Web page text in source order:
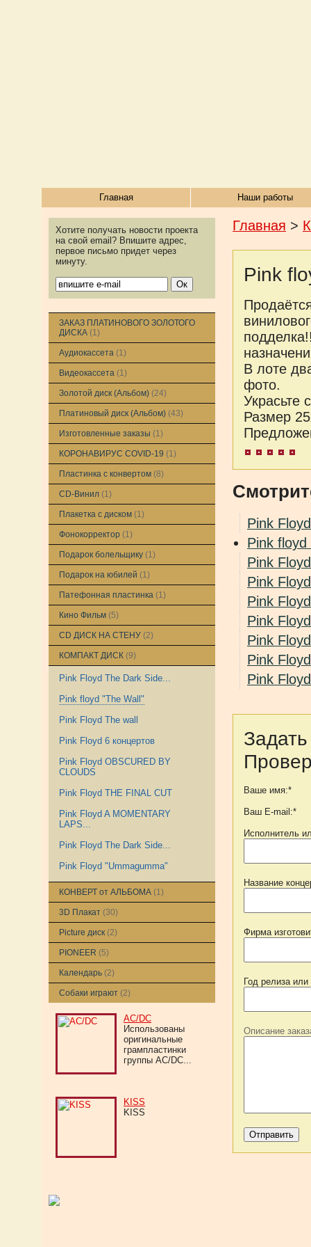
Главная Наши работы
Хотите получать новости проекта
на свой email? Впишите адрес,
первое письмо придет через
минуту.
ЗАКАЗ ПЛАТИНОВОГО ЗОЛОТОГО
ДИСКА (1)
Аудиокассета (1)
Видеокассета (1)
Золотой диск (Альбом) (24)
Платиновый диск (Альбом) (43)
Изготовленные заказы (1)
КОРОНАВИРУС COVID-19 (1)
Пластинка с конвертом (8)
CD-Винил (1)
Плакетка с диском (1)
Фонокорректор (1)
Подарок болельщику (1)
Подарок на юбилей (1)
Патефонная пластинка (1)
Кино Фильм (5)
CD ДИСК НА СТЕНУ (2)
КОМПАКТ ДИСК (9)
Pink Floyd The Dark Side...
Pink floyd "The Wall"
Pink Floyd The wall
Pink Floyd 6 концертов
Pink Floyd OBSCURED BY
CLOUDS
Pink Floyd THE FINAL CUT
Pink Floyd A MOMENTARY
LAPS...
Pink Floyd The Dark Side...
Pink Floyd "Ummagumma"
КОНВЕРТ от АЛЬБОМА (1)
3D Плакат (30)
Picture диск (2)
PIONEER (5)
Календарь (2)
Собаки играют (2)
CHRIS REA
оригинальная
виниловая пластинка
CHRIS...
BAD COMPANY
Используются
оригинальные
виниловые пластинки
группы...
Использованы
виниловые пластинки
AC/DC
Использованы
оригинальные
грампластинки
группы AC/DC...
KISS
KISS
Главная >
Pink
В лоте
фото.
Украсьте
Размер
Pink
Pink floyd
Pink
Pink
Pink
Pink
Pink
Pink
Pink
Ваше имя:*
Ваш E-mail:*
Исполнитель
Название
Фирма
Год релиза
Описание